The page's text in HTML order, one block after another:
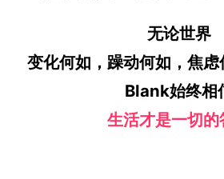
无论世界
变化何如，躁动何如，焦
Blank始终相
生活才是一切的